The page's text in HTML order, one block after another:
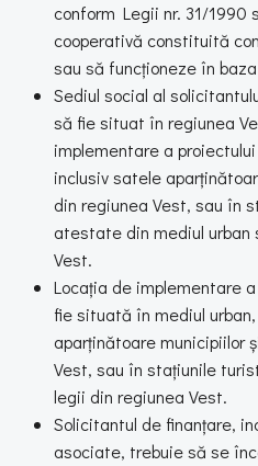
conform Legii nr. 31/1990
cooperativă constituită
sau să funcționeze în baza
Sediul social al
să fie situat în regiunea
implementare a
inclusiv satele
din regiunea Vest, sau în
atestate din mediul urban
Vest.
Locația de implementare
fie situată în mediul
aparținătoare municipiilor
Vest, sau în stațiunile
legii din regiunea Vest.
Solicitantul de finanțare,
asociate, trebuie să se